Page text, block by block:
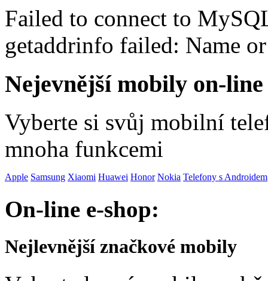
Failed to connect to
getaddrinfo failed: Name
Nejevnější mobily on-
Vyberte si svůj mobilní
mnoha funkcemi
Apple Samsung Xiaomi Huawei Honor Nokia Telefony s Androidem
On-line e-shop:
Nejlevnější značkové mobily